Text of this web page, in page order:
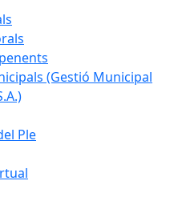
(Gestió Municipal
Ple